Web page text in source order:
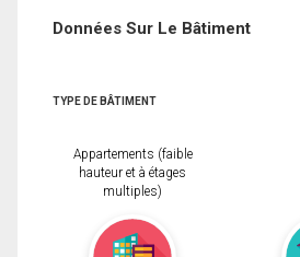
Données Sur Le Bâtiment
TYPE DE BÂTIMENT
Appartements (faible
hauteur et à étages
multiples)